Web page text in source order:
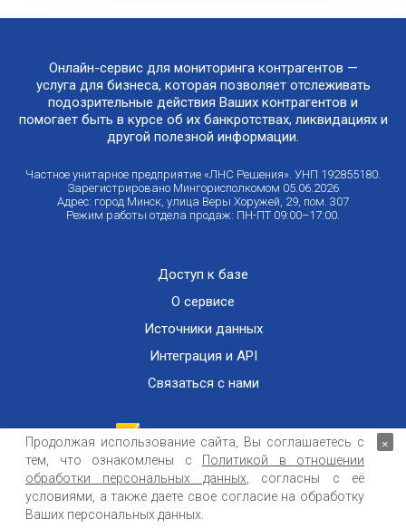
Онлайн-сервис для мониторинга контрагентов —
услуга для бизнеса, которая позволяет отслеживать
подозрительные действия Ваших контрагентов и
помогает быть в курсе об их банкротствах, ликвидациях и
другой полезной информации.
Частное унитарное предприятие «ЛНС Решения». УНП 192855180.
Зарегистрировано Мингорисполкомом 05.06.2026
Адрес: город Минск, улица Веры Хоружей, 29, пом. 307
Режим работы отдела продаж: ПН-ПТ 09:00–17:00.
Доступ к базе
О сервисе
Источники данных
Интеграция и API
Связаться с нами
Публичный договор оказания информационных услуг
ООО «Контемпорари» не несет ответственности за достоверность информации,
получаемой из открытых источников и от третьих лиц.
Продолжая использование сайта, Вы соглашаетесь с
тем, что ознакомлены с
Политикой в отношении
обработки персональных данных , согласны с её
условиями, а также даете свое согласие на обработку
Ваших персональных данных.
×